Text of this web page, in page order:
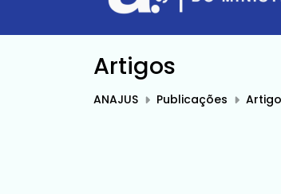
Artigos
ANAJUS Publicações